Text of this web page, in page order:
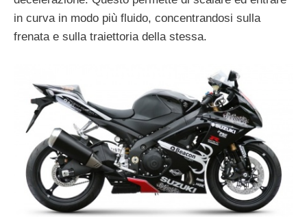
in curva in modo più fluido, concentrandosi sulla
frenata e sulla traiettoria della stessa.